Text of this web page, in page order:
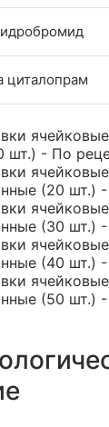
циталопрам
шт.) - По
(20 шт.)
(30 шт.)
(40 шт.)
(50 шт.)